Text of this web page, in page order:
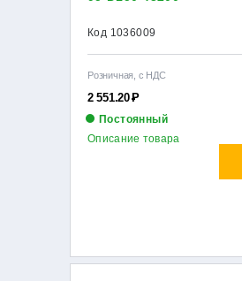
Код 1036009
Розничная, с НДС
2 551.20Р
Постоянный
Описание товара